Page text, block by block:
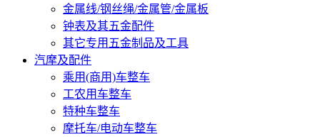
金属线/钢丝绳/金属管/金属板
钟表及其五金配件
其它专用五金制品及工具
汽摩及配件
乘用(商用)车整车
工农用车整车
特种车整车
摩托车/电动车整车